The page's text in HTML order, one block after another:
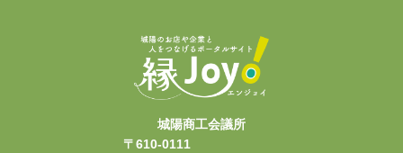
城陽商工会議所
〒610-0111